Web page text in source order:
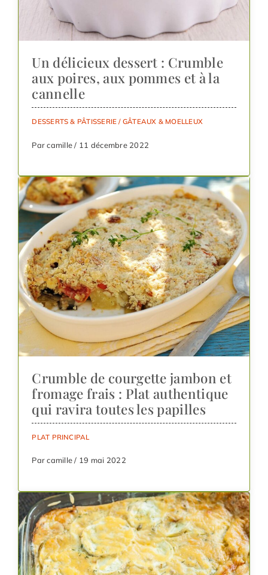
Un délicieux dessert : Crumble
aux poires, aux pommes et à la
cannelle
DESSERTS & PÂTISSERIE / GÂTEAUX & MOELLEUX
Par camille / 11 décembre 2022
Crumble de courgette jambon et
fromage frais : Plat authentique
qui ravira toutes les papilles
PLAT PRINCIPAL
Par camille / 19 mai 2022